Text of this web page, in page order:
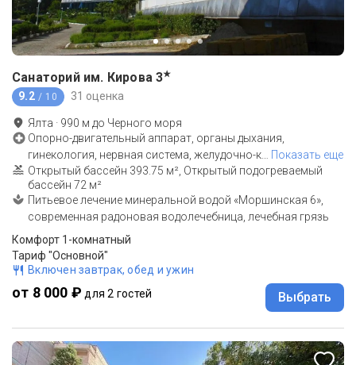
Санаторий им. Кирова 3★
9.2 / 10 31 оценка
Ялта · 990 м до Черного моря
Опорно-двигательный аппарат, органы дыхания,
гинекология, нервная система, желудочно-к
Показать еще
Открытый бассейн 393.75 м², Открытый подогреваемый
бассейн 72 м²
Питьевое лечение минеральной водой «Моршинская 6»,
современная радоновая водолечебница, лечебная грязь
Комфорт 1-комнатный
Тариф "Основной"
Включен завтрак, обед и ужин
от 8 000 ₽ для 2 гостей Выбрать